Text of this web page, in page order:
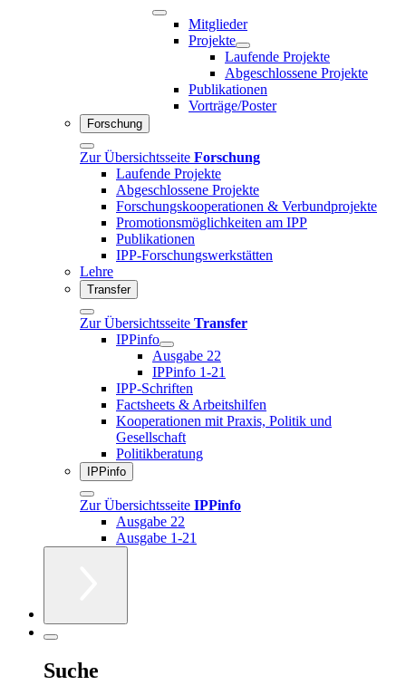
Mitglieder
Projekte
Laufende Projekte
Abgeschlossene Projekte
Publikationen
Vorträge/Poster
Forschung
Zur Übersichtsseite Forschung
Laufende Projekte
Abgeschlossene Projekte
Forschungskooperationen & Verbundprojekte
Promotionsmöglichkeiten am IPP
Publikationen
IPP-Forschungswerkstätten
Lehre
Transfer
Zur Übersichtsseite Transfer
IPPinfo
Ausgabe 22
IPPinfo 1-21
IPP-Schriften
Factsheets & Arbeitshilfen
Kooperationen mit Praxis, Politik und
Gesellschaft
Politikberatung
IPPinfo
Zur Übersichtsseite IPPinfo
Ausgabe 22
Ausgabe 1-21
Suche